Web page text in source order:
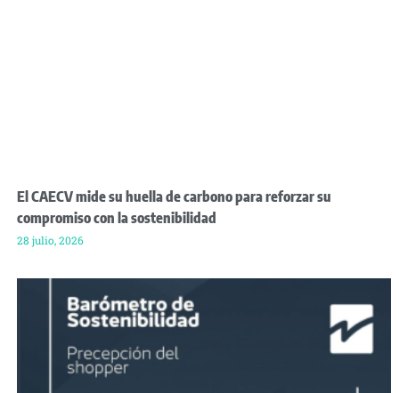
El CAECV mide su huella de carbono para reforzar su
compromiso con la sostenibilidad
28 julio, 2026